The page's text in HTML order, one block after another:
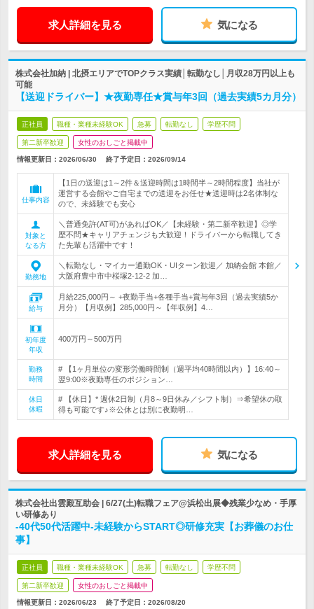
求人詳細を見る 気になる
株式会社加納 | 北摂エリアでTOPクラス実績│転勤なし│月収28万円以上も
可能
【送迎ドライバー】★夜勤専任★賞与年3回（過去実績5カ月分）
正社員 職種・業種未経験OK 急募 転勤なし 学歴不問
第二新卒歓迎 女性のおしごと掲載中
情報更新日：2026/06/30 終了予定日： 2026/09/14
仕事内容
【1日の送迎は1～2件＆送迎時間は1時間半～2時間程度】当社が
運営する会館やご自宅までの送迎をお任せ★送迎時は2名体制な
ので、未経験でも安心
対象と
なる方
＼普通免許(AT可)があればOK／【未経験・第二新卒歓迎】◎学
歴不問★キャリアチェンジも大歓迎！ドライバーから転職してき
た先輩も活躍中です！
勤務地
＼転勤なし・マイカー通勤OK・UIターン歓迎／ 加納会館 本館／
大阪府豊中市中桜塚2-12-2 加…
給与
月給225,000円～ +夜勤手当+各種手当+賞与年3回（過去実績5か
月分）【月収例】285,000円～【年収例】4…
初年度
年収
400万円～500万円
勤務
時間
# 【1ヶ月単位の変形労働時間制（週平均40時間以内）】16:40～
翌9:00※夜勤専任のポジション…
休日
休暇
# 【休日】* 週休2日制（月8～9日休み／シフト制）⇒希望休の取
得も可能です♪※公休とは別に夜勤明…
求人詳細を見る 気になる
株式会社出雲殿互助会 | 6/27(土)転職フェア@浜松出展◆残業少なめ・手厚
い研修あり
-40代50代活躍中-未経験からSTART◎研修充実【お葬儀のお仕
事】
正社員 職種・業種未経験OK 急募 転勤なし 学歴不問
第二新卒歓迎 女性のおしごと掲載中
情報更新日：2026/06/23 終了予定日： 2026/08/20